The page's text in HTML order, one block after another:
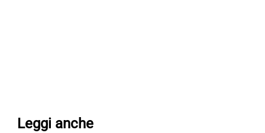
Leggi anche